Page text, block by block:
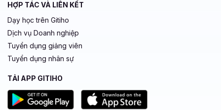
HỢP TÁC VÀ LIÊN KẾT
Dạy học trên Gitiho
Dịch vụ Doanh nghiệp
Tuyển dụng giảng viên
Tuyển dụng nhân sự
TẢI APP GITIHO